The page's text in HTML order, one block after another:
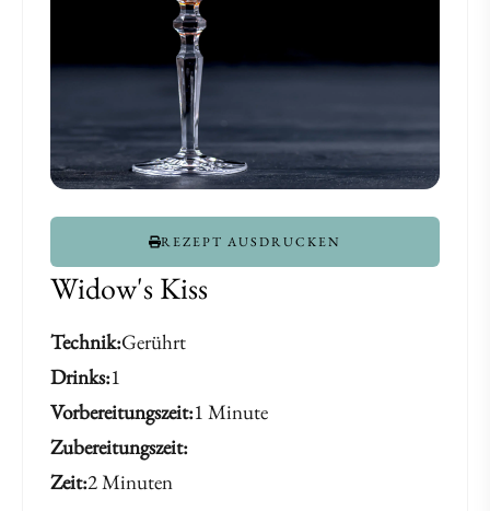
Widow's Kiss
Technik Gerührt
Drinks 1
Vorbereitungszeit 1 Minute
Zubereitungszeit
Zeit 2 Minuten
REZEPT AUSDRUCKEN